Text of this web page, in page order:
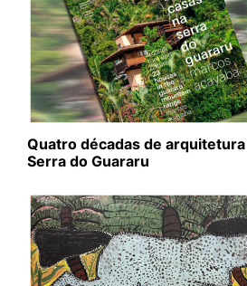
Quatro décadas de
Serra do Guararu